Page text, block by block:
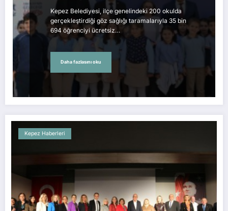
Kepez Belediyesi, ilçe genelindeki 200 okulda
gerçekleştirdiği göz sağlığı taramalarıyla 35 bin
694 öğrenciyi ücretsiz…
Daha fazlasını oku
Kepez Haberleri